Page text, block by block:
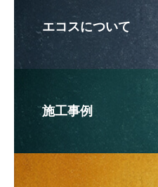
エコスについて
施工事例